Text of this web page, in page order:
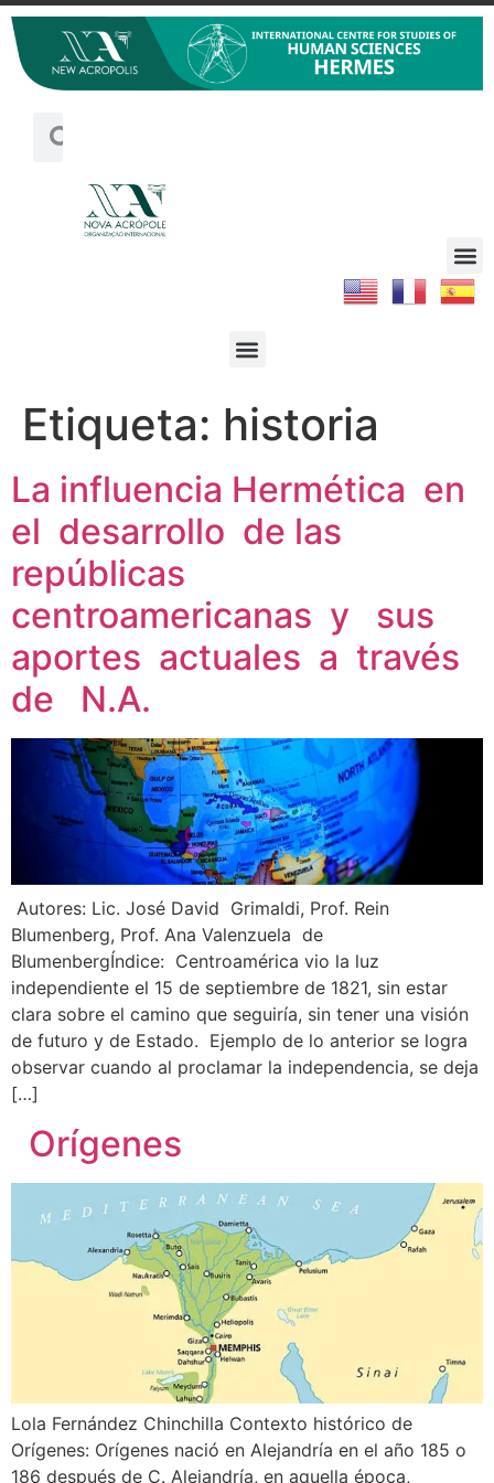
Etiqueta: historia
La influencia Hermética en
el desarrollo de las
repúblicas
centroamericanas y sus
aportes actuales a través
de N.A.
Autores: Lic. José David Grimaldi, Prof. Rein
Blumenberg, Prof. Ana Valenzuela de
BlumenbergÍndice: Centroamérica vio la luz
independiente el 15 de septiembre de 1821, sin estar
clara sobre el camino que seguiría, sin tener una visión
de futuro y de Estado. Ejemplo de lo anterior se logra
observar cuando al proclamar la independencia, se deja
[…]
Orígenes
Lola Fernández Chinchilla Contexto histórico de
Orígenes: Orígenes nació en Alejandría en el año 185 o
186 después de C. Alejandría, en aquella época,